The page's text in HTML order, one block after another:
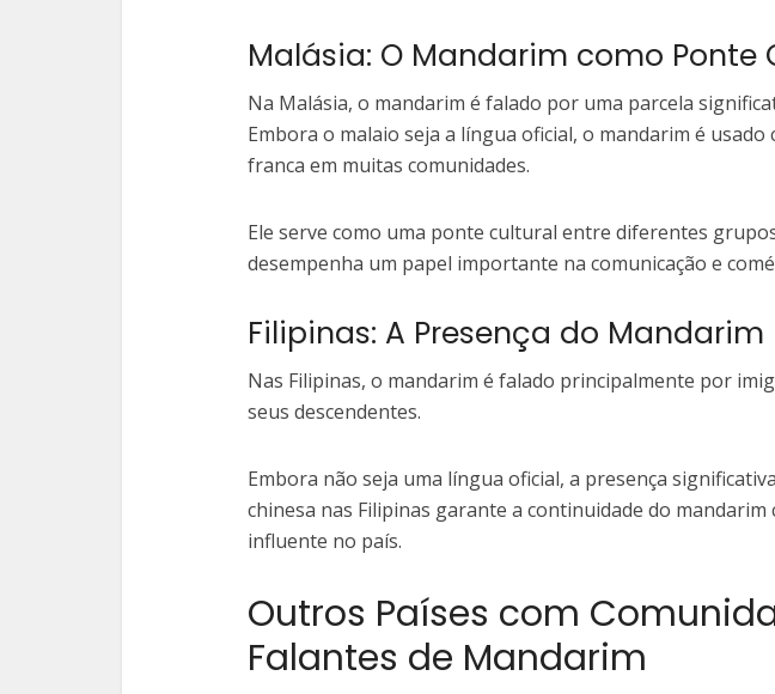
Malásia: O Mandarim como Ponte
Na Malásia, o mandarim é falado por uma parcela
Embora o malaio seja a língua oficial, o mandarim é usado
franca em muitas comunidades.
Ele serve como uma ponte cultural entre diferentes
desempenha um papel importante na comunicação e
Filipinas: A Presença do Mandarim
Nas Filipinas, o mandarim é falado principalmente por
seus descendentes.
Embora não seja uma língua oficial, a presença
chinesa nas Filipinas garante a continuidade do mandarim
influente no país.
Outros Países com
Falantes de Mandarim